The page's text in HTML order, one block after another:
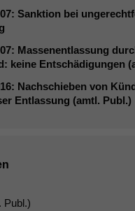
Sanktion bei
Massenentlassung
keine Entschädigungen
Nachschieben von
Entlassung (amtl. Publ.)
Publ.)